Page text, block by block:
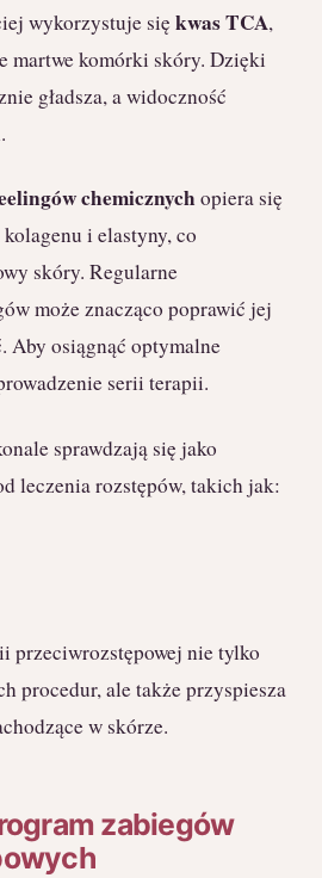
wykorzystuje się kwas TCA,
martwe komórki skóry. Dzięki
gładsza, a widoczność
chemicznych opiera się
i elastyny, co
skóry. Regularne
może znacząco poprawić jej
Aby osiągnąć optymalne
serii terapii.
sprawdzają się jako
leczenia rozstępów, takich jak:
przeciwrozstępowej nie tylko
procedur, ale także przyspiesza
w skórze.
zabiegów